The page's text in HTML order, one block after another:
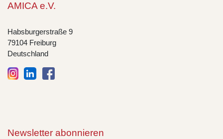
AMICA e.V.
Habsburgerstraße 9
79104 Freiburg
Deutschland
Newsletter abonnieren